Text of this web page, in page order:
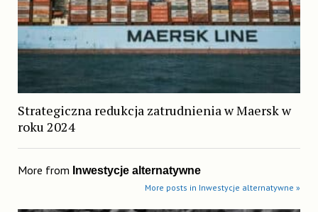
Strategiczna redukcja zatrudnienia w Maersk w
roku 2024
More from Inwestycje alternatywne
More posts in Inwestycje alternatywne »